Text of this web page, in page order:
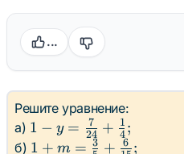
...
Решите уравнение:
а) 1 - y =
\frac{7}
1 − y = 24
7 + 4
1 ;
б) 1 + m
1 + m = 3 + 6 ;